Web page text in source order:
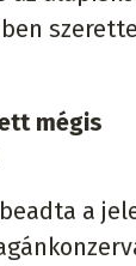
mégis
a